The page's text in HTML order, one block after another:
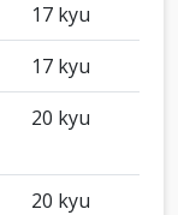
17 kyu
17 kyu
20 kyu
20 kyu